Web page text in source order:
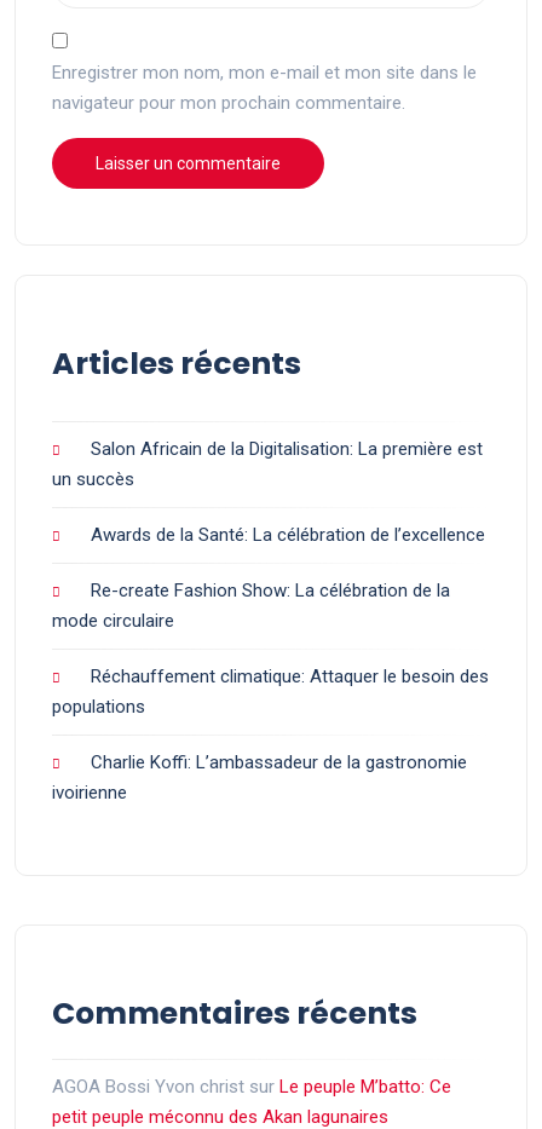
Enregistrer mon nom, mon e-mail et mon site dans le
navigateur pour mon prochain commentaire.
Articles récents
Salon Africain de la Digitalisation: La première est
un succès
Awards de la Santé: La célébration de l’excellence
Re-create Fashion Show: La célébration de la
mode circulaire
Réchauffement climatique: Attaquer le besoin des
populations
Charlie Koffi: L’ambassadeur de la gastronomie
ivoirienne
Commentaires récents
AGOA Bossi Yvon christ sur Le peuple M’batto: Ce
petit peuple méconnu des Akan lagunaires